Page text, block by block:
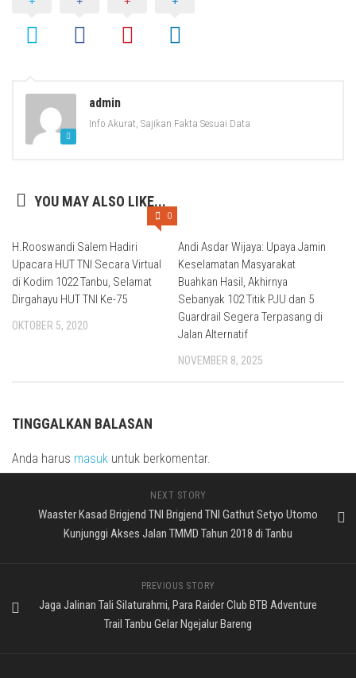
admin
Info Akurat, Sajikan Fakta Sesuai Data
YOU MAY ALSO LIKE...
0
H.Rooswandi Salem Hadiri
Upacara HUT TNI Secara Virtual
di Kodim 1022 Tanbu, Selamat
Dirgahayu HUT TNI Ke-75
OKTOBER 5, 2020
Andi Asdar Wijaya: Upaya Jamin
Keselamatan Masyarakat
Buahkan Hasil, Akhirnya
Sebanyak 102 Titik PJU dan 5
Guardrail Segera Terpasang di
Jalan Alternatif
NOVEMBER 8, 2025
TINGGALKAN BALASAN
Anda harus masuk untuk berkomentar.
NEXT STORY
Waaster Kasad Brigjend TNI Brigjend TNI Gathut Setyo Utomo
Kunjunggi Akses Jalan TMMD Tahun 2018 di Tanbu
PREVIOUS STORY
Jaga Jalinan Tali Silaturahmi, Para Raider Club BTB Adventure
Trail Tanbu Gelar Ngejalur Bareng